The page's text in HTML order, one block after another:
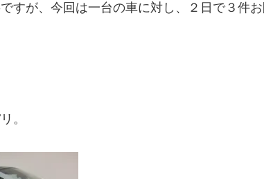
すが、今回は一台の車に対し、２日で３件
。